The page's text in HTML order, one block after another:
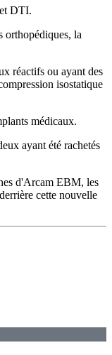
DTI.
orthopédiques, la
réactifs ou ayant des
isostatique
médicaux.
ayant été rachetés
d'Arcam EBM, les
cette nouvelle